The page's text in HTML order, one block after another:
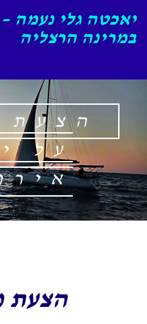
יאכטה גלי נעמה
במרינה הרצליה
הצעת
על
הצעת